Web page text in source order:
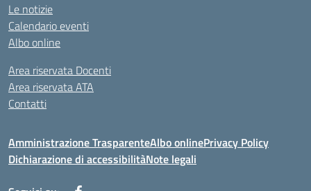
Le notizie
Calendario eventi
Albo online
Area riservata Docenti
Area riservata ATA
Contatti
Amministrazione TrasparenteAlbo onlinePrivacy Policy
Dichiarazione di accessibilitàNote legali